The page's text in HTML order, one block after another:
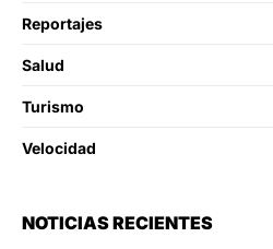
Reportajes
Salud
Turismo
Velocidad
NOTICIAS RECIENTES